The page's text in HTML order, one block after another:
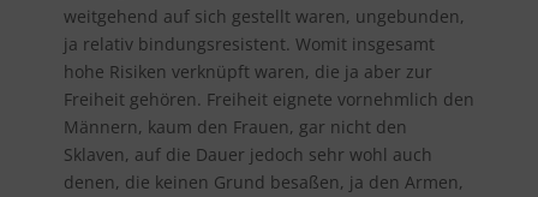
weitgehend auf sich gestellt waren, ungebunden,
ja relativ bindungsresistent. Womit insgesamt
hohe Risiken verknüpft waren, die ja aber zur
Freiheit gehören. Freiheit eignete vornehmlich den
Männern, kaum den Frauen, gar nicht den
Sklaven, auf die Dauer jedoch sehr wohl auch
denen, die keinen Grund besaßen, ja den Armen,